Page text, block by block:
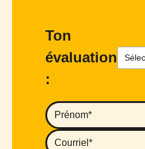
Ton
évaluation
: